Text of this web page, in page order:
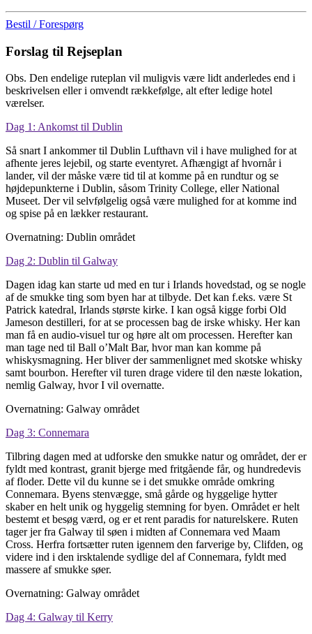
Bestil / Forespørg
Forslag til Rejseplan
Obs. Den endelige ruteplan vil muligvis være lidt anderledes end i
beskrivelsen eller i omvendt rækkefølge, alt efter ledige hotel
værelser.
Dag 1: Ankomst til Dublin
Så snart I ankommer til Dublin Lufthavn vil i have mulighed for at
afhente jeres lejebil, og starte eventyret. Afhængigt af hvornår i
lander, vil der måske være tid til at komme på en rundtur og se
højdepunkterne i Dublin, såsom Trinity College, eller National
Museet. Der vil selvfølgelig også være mulighed for at komme ind
og spise på en lækker restaurant.
Overnatning: Dublin området
Dag 2: Dublin til Galway
Dagen idag kan starte ud med en tur i Irlands hovedstad, og se nogle
af de smukke ting som byen har at tilbyde. Det kan f.eks. være St
Patrick katedral, Irlands største kirke. I kan også kigge forbi Old
Jameson destilleri, for at se processen bag de irske whisky. Her kan
man få en audio-visuel tur og høre alt om processen. Herefter kan
man tage ned til Ball o’Malt Bar, hvor man kan komme på
whiskysmagning. Her bliver der sammenlignet med skotske whisky
samt bourbon. Herefter vil turen drage videre til den næste lokation,
nemlig Galway, hvor I vil overnatte.
Overnatning: Galway området
Dag 3: Connemara
Tilbring dagen med at udforske den smukke natur og området, der er
fyldt med kontrast, granit bjerge med fritgående får, og hundredevis
af floder. Dette vil du kunne se i det smukke område omkring
Connemara. Byens stenvægge, små gårde og hyggelige hytter
skaber en helt unik og hyggelig stemning for byen. Området er helt
bestemt et besøg værd, og er et rent paradis for naturelskere. Ruten
tager jer fra Galway til søen i midten af Connemara ved Maam
Cross. Herfra fortsætter ruten igennem den farverige by, Clifden, og
videre ind i den irsktalende sydlige del af Connemara, fyldt med
massere af smukke søer.
Overnatning: Galway området
Dag 4: Galway til Kerry